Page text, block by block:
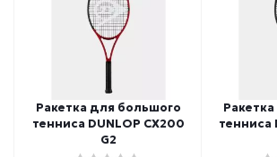
Ракетка для большого
тенниса DUNLOP CX200
G2
тенниса